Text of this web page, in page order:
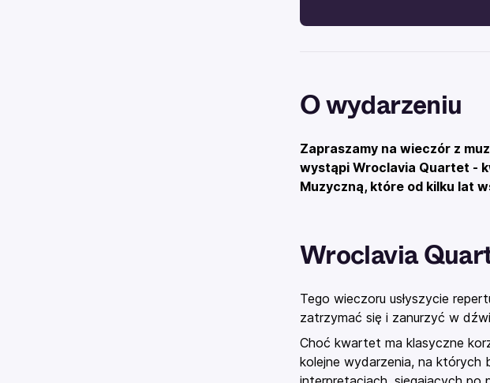
O wydarzeniu
Zapraszamy na wieczór z
wystąpi Wroclavia Quartet -
Muzyczną, które od kilku lat
Wroclavia
Tego wieczoru usłyszycie
zatrzymać się i zanurzyć w
Choć kwartet ma klasyczne
kolejne wydarzenia, na których